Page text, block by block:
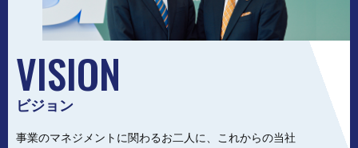
VISION
ビジョン
事業のマネジメントに関わるお二人に、これからの当社